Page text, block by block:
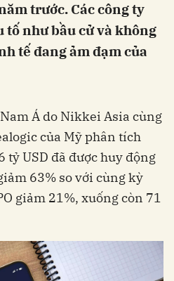
trước. Các công ty
tố như bầu cử và không
tế đang ảm đạm của
Á do Nikkei Asia cùng
của Mỹ phân tích
tỷ USD đã được huy động
63% so với cùng kỳ
giảm 21%, xuống còn 71